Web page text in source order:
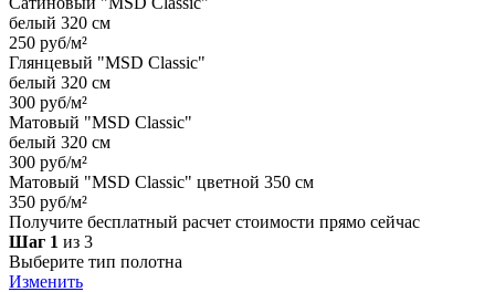
белый 320 см
250 руб/м²
Глянцевый "MSD Classic"
белый 320 см
300 руб/м²
Матовый "MSD Classic"
белый 320 см
300 руб/м²
Матовый "MSD Classic" цветной 350 см
350 руб/м²
Получите бесплатный расчет стоимости прямо сейчас
Шаг 1 из 3
Выберите тип полотна
Изменить